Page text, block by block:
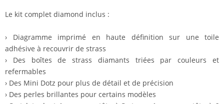
Le kit complet diamond inclus :
› Diagramme imprimé en haute définition sur une toile
adhésive à recouvrir de strass
› Des boîtes de strass diamants triées par couleurs et
refermables
› Des Mini Dotz pour plus de détail et de précision
› Des perles brillantes pour certains modèles